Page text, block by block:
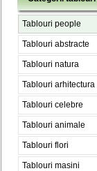
Tablouri people
Tablouri abstracte
Tablouri natura
Tablouri arhitectura
Tablouri celebre
Tablouri animale
Tablouri flori
Tablouri masini